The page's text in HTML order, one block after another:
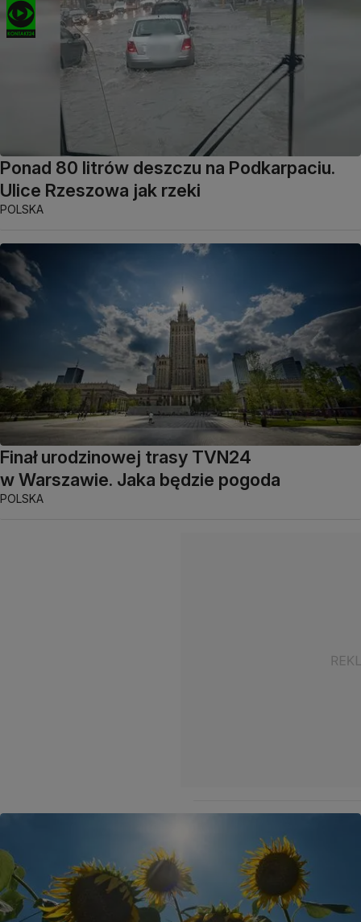
Ponad 80 litrów deszczu na Podkarpaciu.
Ulice Rzeszowa jak rzeki
POLSKA
Finał urodzinowej trasy TVN24
w Warszawie. Jaka będzie pogoda
POLSKA